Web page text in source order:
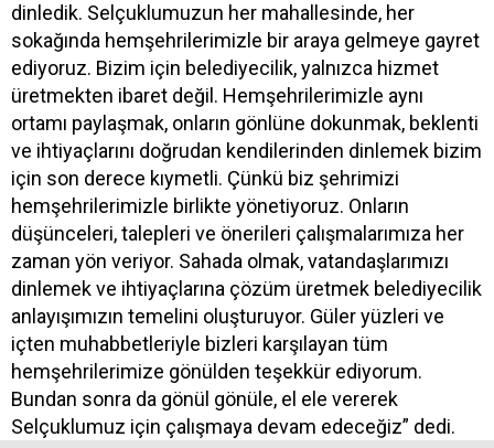
dinledik. Selçuklumuzun her mahallesinde, her
sokağında hemşehrilerimizle bir araya gelmeye gayret
ediyoruz. Bizim için belediyecilik, yalnızca hizmet
üretmekten ibaret değil. Hemşehrilerimizle aynı
ortamı paylaşmak, onların gönlüne dokunmak, beklenti
ve ihtiyaçlarını doğrudan kendilerinden dinlemek bizim
için son derece kıymetli. Çünkü biz şehrimizi
hemşehrilerimizle birlikte yönetiyoruz. Onların
düşünceleri, talepleri ve önerileri çalışmalarımıza her
zaman yön veriyor. Sahada olmak, vatandaşlarımızı
dinlemek ve ihtiyaçlarına çözüm üretmek belediyecilik
anlayışımızın temelini oluşturuyor. Güler yüzleri ve
içten muhabbetleriyle bizleri karşılayan tüm
hemşehrilerimize gönülden teşekkür ediyorum.
Bundan sonra da gönül gönüle, el ele vererek
Selçuklumuz için çalışmaya devam edeceğiz” dedi.